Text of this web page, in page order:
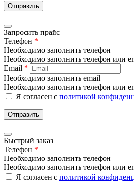
Отправить
Запросить прайс
Телефон *
Необходимо заполнить телефон
Необходимо заполнить телефон или
Email *
Необходимо заполнить email
Необходимо заполнить телефон или
Я согласен с политикой
Отправить
Быстрый заказ
Телефон *
Необходимо заполнить телефон
Необходимо заполнить телефон или
Я согласен с политикой